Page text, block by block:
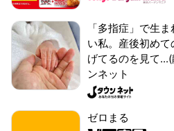
「多指症」で生
い私。産後初め
げてるのを見て
ンネット
ゼロまる